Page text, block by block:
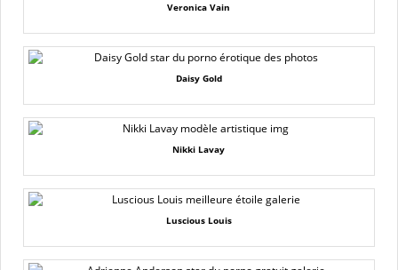
Veronica Vain
Daisy Gold
Nikki Lavay
Luscious Louis